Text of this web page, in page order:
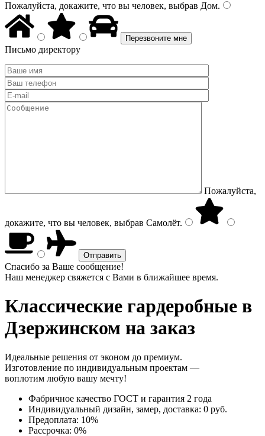
Пожалуйста, докажите, что вы человек, выбрав Дом.
Письмо директору
Пожалуйста,
докажите, что вы человек, выбрав Самолёт.
Спасибо за Ваше сообщение!
Наш менеджер свяжется с Вами в ближайшее время.
Классические гардеробные в
Дзержинском на заказ
Идеальные решения от эконом до премиум.
Изготовление по индивидуальным проектам —
воплотим любую вашу мечту!
Фабричное качество ГОСТ и гарантия 2 года
Индивидуальный дизайн, замер, доставка: 0 руб.
Предоплата: 10%
Рассрочка: 0%